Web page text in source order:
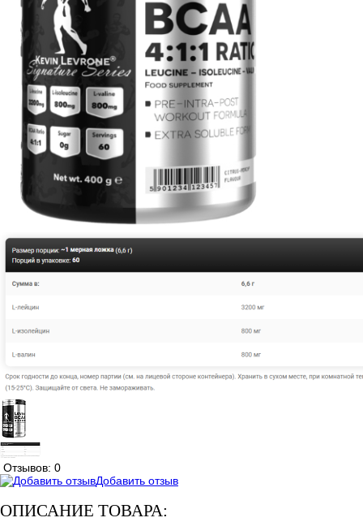
Отзывов: 0
Добавить отзыв
ОПИСАНИЕ ТОВАРА: